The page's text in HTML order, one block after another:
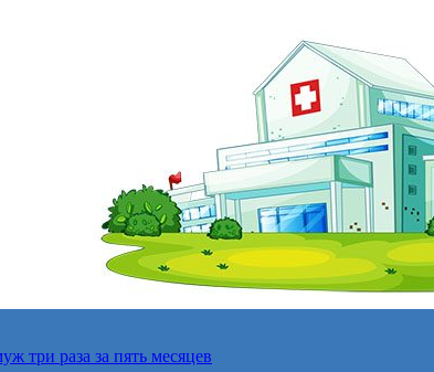
три раза за пять месяцев